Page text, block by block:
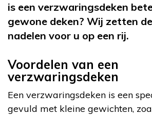
is een verzwaringsdeken
gewone deken? Wij zetten
nadelen voor u op een rij.
Voordelen van een
verzwaringsdeken
Een verzwaringsdeken is een
gevuld met kleine gewichten,